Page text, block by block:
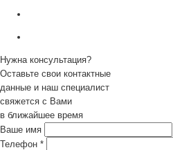
Нужна консультация?
Оставьте свои контактные
данные и наш специалист
свяжется с Вами
в ближайшее время
Ваше имя
Телефон *